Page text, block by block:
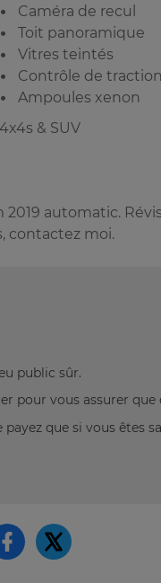
Caméra de recul
Toit panoramique
Vitres teintés
Contrôle de traction
Ampoules xenon
4x4s & SUV
automatic.
contactez moi.
public sûr.
pour vous assurer que
que si vous êtes